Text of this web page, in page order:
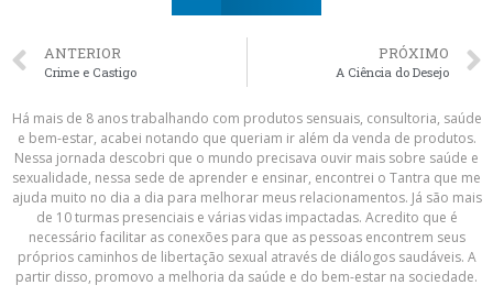
ANTERIOR
Crime e Castigo
PRÓXIMO
A Ciência do Desejo
Há mais de 8 anos trabalhando com produtos sensuais, consultoria, saúde
e bem-estar, acabei notando que queriam ir além da venda de produtos.
Nessa jornada descobri que o mundo precisava ouvir mais sobre saúde e
sexualidade, nessa sede de aprender e ensinar, encontrei o Tantra que me
ajuda muito no dia a dia para melhorar meus relacionamentos. Já são mais
de 10 turmas presenciais e várias vidas impactadas. Acredito que é
necessário facilitar as conexões para que as pessoas encontrem seus
próprios caminhos de libertação sexual através de diálogos saudáveis. A
partir disso, promovo a melhoria da saúde e do bem-estar na sociedade.